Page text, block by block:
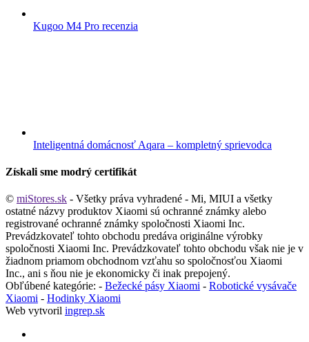
Kugoo M4 Pro recenzia
Inteligentná domácnosť Aqara – kompletný sprievodca
Získali sme modrý certifikát
© miStores.sk - Všetky práva vyhradené - Mi, MIUI a všetky
ostatné názvy produktov Xiaomi sú ochranné známky alebo
registrované ochranné známky spoločnosti Xiaomi Inc.
Prevádzkovateľ tohto obchodu predáva originálne výrobky
spoločnosti Xiaomi Inc. Prevádzkovateľ tohto obchodu však nie je v
žiadnom priamom obchodnom vzťahu so spoločnosťou Xiaomi
Inc., ani s ňou nie je ekonomicky či inak prepojený.
Obľúbené kategórie: - Bežecké pásy Xiaomi - Robotické vysávače
Xiaomi - Hodinky Xiaomi
Web vytvoril ingrep.sk